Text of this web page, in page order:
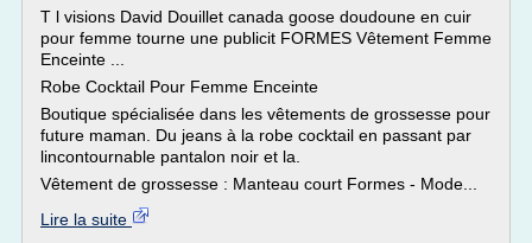
T l visions David Douillet canada goose doudoune en cuir
pour femme tourne une publicit FORMES Vêtement Femme
Enceinte ...
Robe Cocktail Pour Femme Enceinte
Boutique spécialisée dans les vêtements de grossesse pour
future maman. Du jeans à la robe cocktail en passant par
lincontournable pantalon noir et la.
Vêtement de grossesse : Manteau court Formes - Mode...
Lire la suite